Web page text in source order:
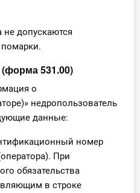
не допускаются
531.00)
о
недропользователь
данные:
номер
При
обязательства
в строке